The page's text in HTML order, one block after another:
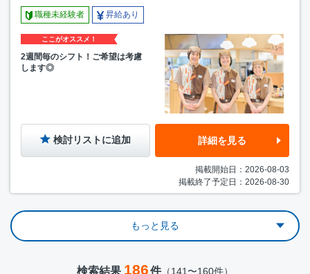
職種未経験者 昇給あり
ここがオススメ！
2週間毎のシフト！ご希望は考慮
します◎
検討リストに追加 詳細を見る
掲載開始日：2026-08-03
掲載終了予定日：2026-08-30
もっと見る
検索結果 186件（141〜160件）